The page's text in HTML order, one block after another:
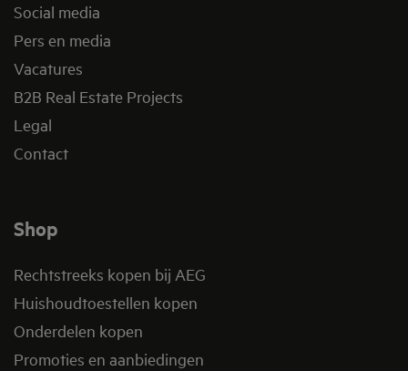
Social media
Pers en media
Vacatures
B2B Real Estate Projects
Legal
Contact
Shop
Rechtstreeks kopen bij AEG
Huishoudtoestellen kopen
Onderdelen kopen
Promoties en aanbiedingen